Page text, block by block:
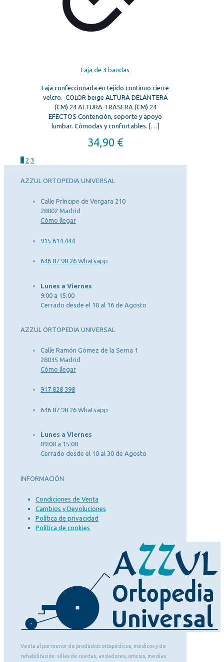
Faja de 3 bandas
Faja confeccionada en tejido continuo cierre
velcro. COLOR beige ALTURA DELANTERA
(CM) 24 ALTURA TRASERA (CM) 24
EFECTOS Contención, soporte y apoyo
lumbar. Cómodas y confortables. […]
34,90 €
1 2 3
AZZUL ORTOPEDIA UNIVERSAL
Calle Príncipe de Vergara 210
28002 Madrid
Cómo llegar
915 614 444
646 87 98 26 Whatsapp
Lunes a Viernes
9:00 a 15:00
Cerrado desde el 10 al 16 de Agosto
AZZUL ORTOPEDIA UNIVERSAL
Calle Ramón Gómez de la Serna 1
28035 Madrid
Cómo llegar
917 828 398
646 87 98 26 Whatsapp
Lunes a Viernes
09:00 a 15:00
Cerrado desde el 10 al 30 de Agosto
INFORMACIÓN
Condiciones de Venta
Cambios y Devoluciones
Política de privacidad
Política de cookies
Venta al por menor de productos ortopédicos, médicos y de
rehabilitación: sillas de ruedas, andadores, ortesis, medias